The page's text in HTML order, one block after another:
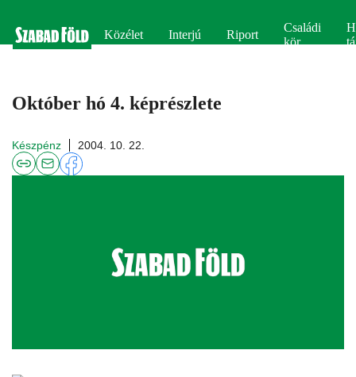
Közélet Interjú Riport
Családi
kör
Október hó 4. képrészlete
Készpénz 2004. 10. 22.